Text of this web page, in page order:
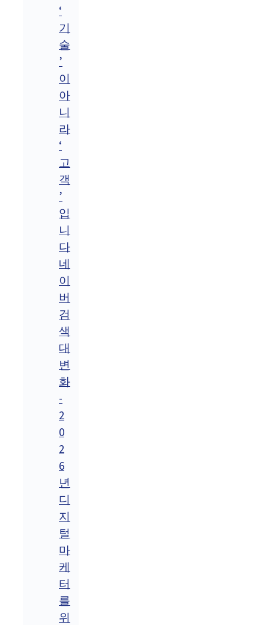
‘
기
술
’
이
아
니
라
‘
고
객
’
입
니
다
네
이
버
검
색
대
변
화
-
2
0
2
6
년
디
지
털
마
케
터
를
위